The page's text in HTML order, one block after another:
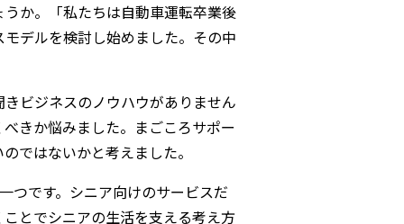
か。「私たちは自動車運転卒業後
デルを検討し始めました。その中
ビジネスのノウハウがありません
きか悩みました。まごころサポー
ではないかと考えました。
つです。シニア向けのサービスだ
とでシニアの生活を支える考え方